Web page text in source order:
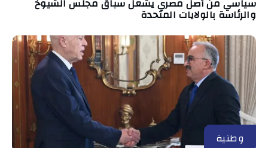
والرئاسة بالولايات المتحدة
وطنية